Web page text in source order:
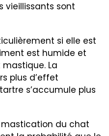
vieillissants sont
si elle est
est humide et
La
plus d’effet
s’accumule plus
du chat